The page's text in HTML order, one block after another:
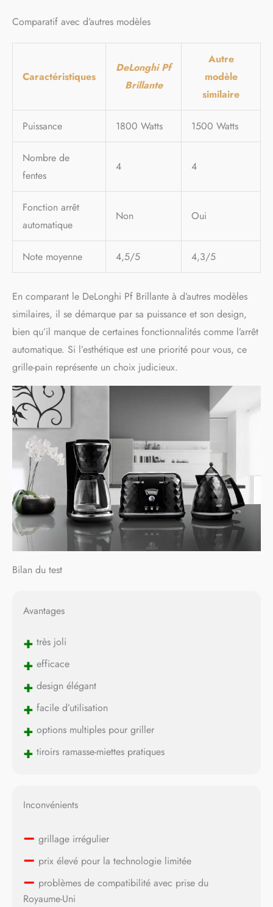
Comparatif avec d’autres modèles
Caractéristiques
DeLonghi Pf
Brillante
Autre
modèle
similaire
Puissance 1800 Watts 1500 Watts
Nombre de
fentes
4 4
Fonction arrêt
automatique
Non Oui
Note moyenne 4,5/5 4,3/5
En comparant le DeLonghi Pf Brillante à d’autres modèles
similaires, il se démarque par sa puissance et son design,
bien qu’il manque de certaines fonctionnalités comme l’arrêt
automatique. Si l’esthétique est une priorité pour vous, ce
grille-pain représente un choix judicieux.
Bilan du test
Avantages
+ très joli
+ efficace
+ design élégant
+ facile d’utilisation
+ options multiples pour griller
+ tiroirs ramasse-miettes pratiques
Inconvénients
– grillage irrégulier
– prix élevé pour la technologie limitée
– problèmes de compatibilité avec prise du
Royaume-Uni